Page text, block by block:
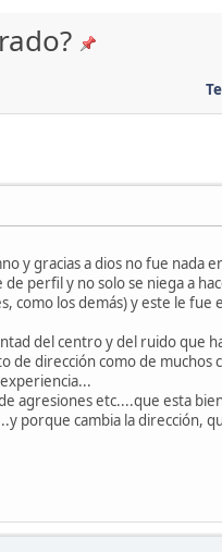
y gracias a dios no fue nada
perfil y no solo se niega a
como los demás) y este le fue
del centro y del ruido que
dirección como de muchos
agresiones etc....que esta
porque cambia la dirección,